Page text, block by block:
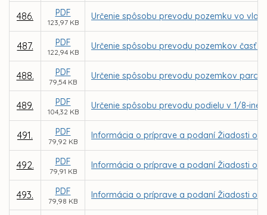
486. PDF
123,97 KB
Určenie spôsobu prevodu pozemku vo
487. PDF
122,94 KB
Určenie spôsobu prevodu pozemkov časť
488. PDF
79,54 KB
Určenie spôsobu prevodu pozemkov parc. C
489. PDF
104,32 KB
Určenie spôsobu prevodu podielu v 1/8-ine
491. PDF
79,92 KB
Informácia o príprave a podaní Žiadosti o
492. PDF
79,91 KB
Informácia o príprave a podaní Žiadosti o
493. PDF
79,98 KB
Informácia o príprave a podaní Žiadosti o